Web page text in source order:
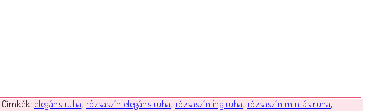
Címkék: elegáns ruha, rózsaszín elegáns ruha, rózsaszín ing ruha, rózsaszín mintás ruha,